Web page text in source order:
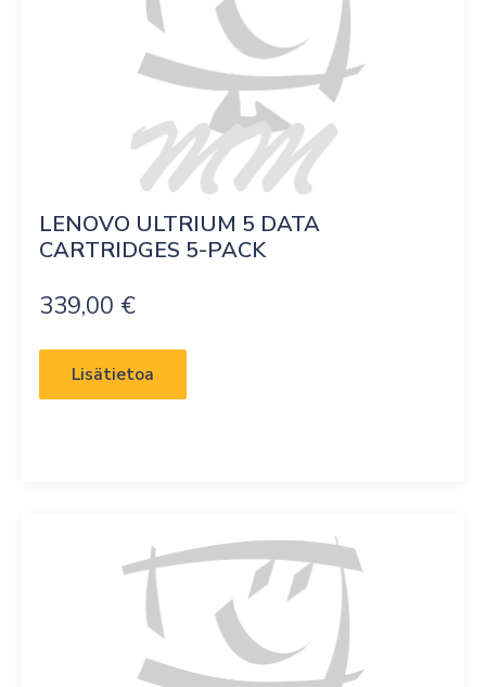
LENOVO ULTRIUM 5 DATA
CARTRIDGES 5-PACK
339,00 €
Lisätietoa